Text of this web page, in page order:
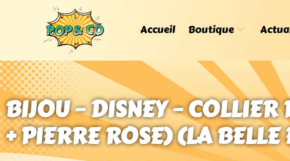
Accueil Boutique
BIJOU – DISNEY –
+ PIERRE ROSE) (LA BELLE